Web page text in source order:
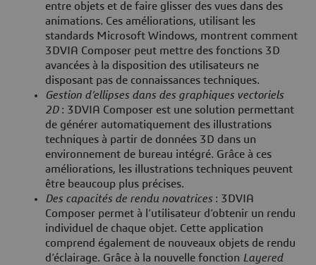
entre objets et de faire glisser des vues dans des
animations. Ces améliorations, utilisant les
standards Microsoft Windows, montrent comment
3DVIA Composer peut mettre des fonctions 3D
avancées à la disposition des utilisateurs ne
disposant pas de connaissances techniques.
Gestion d’ellipses dans des graphiques vectoriels
2D : 3DVIA Composer est une solution permettant
de générer automatiquement des illustrations
techniques à partir de données 3D dans un
environnement de bureau intégré. Grâce à ces
améliorations, les illustrations techniques peuvent
être beaucoup plus précises.
Des capacités de rendu novatrices : 3DVIA
Composer permet à l’utilisateur d’obtenir un rendu
individuel de chaque objet. Cette application
comprend également de nouveaux objets de rendu
d’éclairage. Grâce à la nouvelle fonction Layered